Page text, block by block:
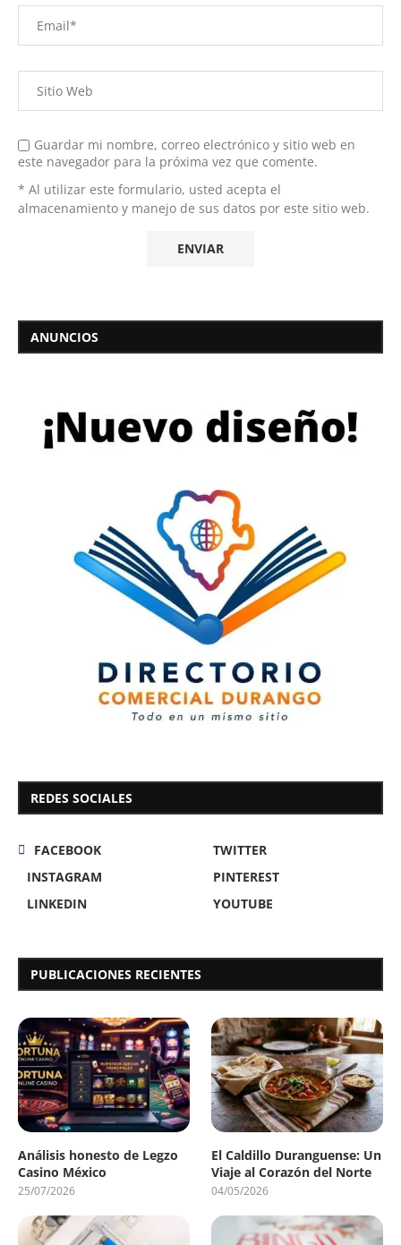
Guardar mi nombre, correo electrónico y sitio web en
este navegador para la próxima vez que comente.
* Al utilizar este formulario, usted acepta el
almacenamiento y manejo de sus datos por este sitio web.
ANUNCIOS
REDES SOCIALES
FACEBOOK
TWITTER
INSTAGRAM
PINTEREST
LINKEDIN
YOUTUBE
PUBLICACIONES RECIENTES
Análisis honesto de Legzo
Casino México
25/07/2026
El Caldillo Duranguense: Un
Viaje al Corazón del Norte
04/05/2026